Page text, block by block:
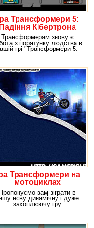
Трансформери 5:
Падіння Кібертрона
Трансформерам знову є
з порятунку людства в
грі "Трансформери 5:
Трансформери на
мотоциклах
Пропонуємо вам зіграти в
нову динамічну і дуже
захоплюючу гру